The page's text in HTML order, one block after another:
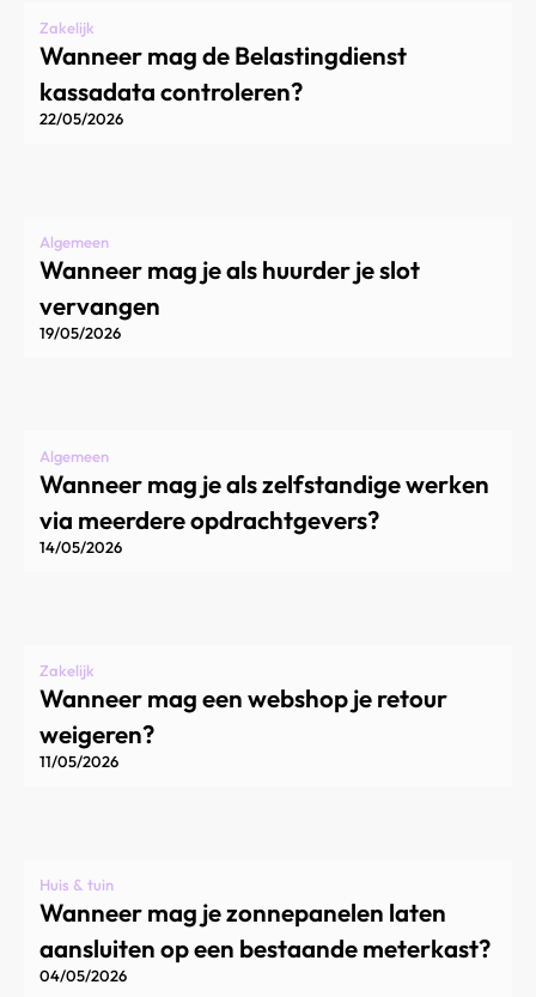
Zakelijk
Wanneer mag de Belastingdienst
kassadata controleren?
22/05/2026
Algemeen
Wanneer mag je als huurder je slot
vervangen
19/05/2026
Algemeen
Wanneer mag je als zelfstandige werken
via meerdere opdrachtgevers?
14/05/2026
Zakelijk
Wanneer mag een webshop je retour
weigeren?
11/05/2026
Huis & tuin
Wanneer mag je zonnepanelen laten
aansluiten op een bestaande meterkast?
04/05/2026